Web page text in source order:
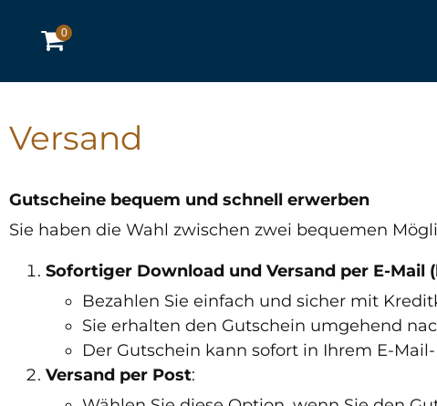
0
Versand
Gutscheine bequem und schnell erwerben
Sie haben die Wahl zwischen zwei bequemen
Sofortiger Download und Versand per E-Mail
Bezahlen Sie einfach und sicher mit
Sie erhalten den Gutschein umgehend
Der Gutschein kann sofort in Ihrem E-
Versand per Post: